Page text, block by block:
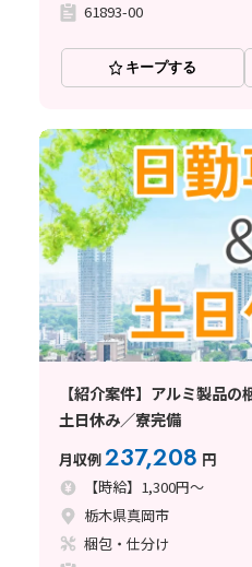
61893-00
キープする
【紹介案件】アルミ製品
土日休み／寮完備
月収例237,208 円
【時給】1,300円～
栃木県真岡市
梱包・仕分け